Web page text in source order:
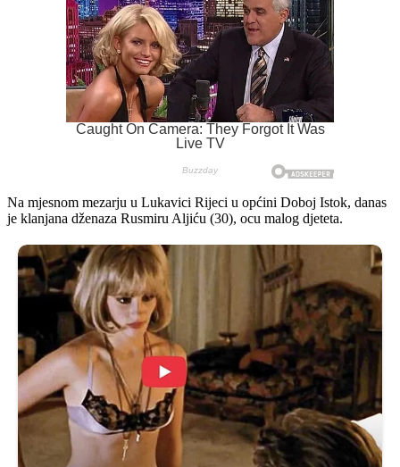
Na mjesnom mezarju u Lukavici Rijeci u općini Doboj Istok, danas
je klanjana dženaza Rusmiru Aljiću (30), ocu malog djeteta.